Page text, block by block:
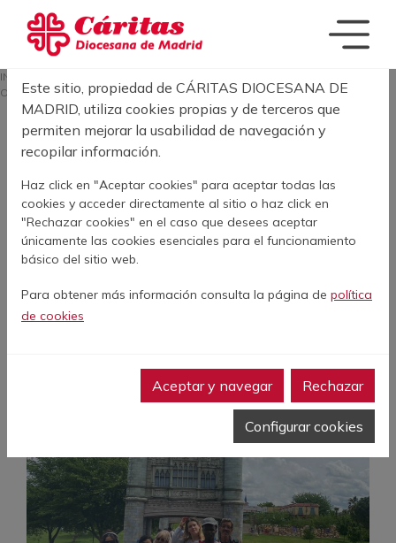
Pasar al contenido principal
SOBRESCRIBIR
INICIO
LA CULTURA QUE NOS MUEVE Y NOS ACERCA A
OTRAS REALIDADES
La cultura que nos
mueve y nos acerca a
otras realidades
Acerca de las cookies en este sitio
Este sitio, propiedad de CÁRITAS DIOCESANA DE
MADRID, utiliza cookies propias y de terceros que
permiten mejorar la usabilidad de navegación y
recopilar información.
Haz click en "Aceptar cookies" para aceptar todas las
cookies y acceder directamente al sitio o haz click en
"Rechazar cookies" en el caso que desees aceptar
únicamente las cookies esenciales para el funcionamiento
básico del sitio web.
Para obtener más información consulta la página de política
de cookies
Aceptar y navegar Rechazar
Configurar cookies